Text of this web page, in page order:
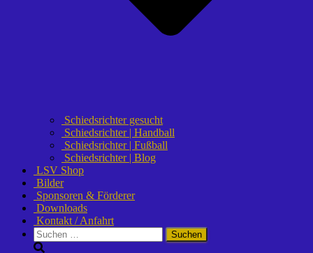
Schiedsrichter gesucht
Schiedsrichter | Handball
Schiedsrichter | Fußball
Schiedsrichter | Blog
LSV Shop
Bilder
Sponsoren & Förderer
Downloads
Kontakt / Anfahrt
Suchen
nach: